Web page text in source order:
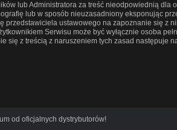
lub Administratora za treść nieodpowiednią dla
lub w sposób nieuzasadniony eksponując
przedstawiciela ustawowego na zapoznanie się z
Serwisu może być wyłącznie osoba
się z treścią z naruszeniem tych zasad następuje
od oficjalnych dystrybutorów!